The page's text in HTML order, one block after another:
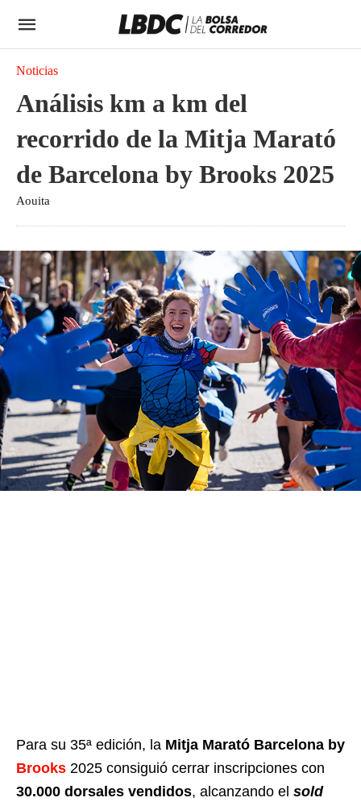
Noticias
Análisis km a km del
recorrido de la Mitja Marató
de Barcelona by Brooks 2025
Aouita
Para su 35ª edición, la Mitja Marató Barcelona by
Brooks 2025 consiguió cerrar inscripciones con
30.000 dorsales vendidos, alcanzando el sold